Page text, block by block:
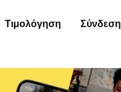
Τιμολόγηση Σύνδεση